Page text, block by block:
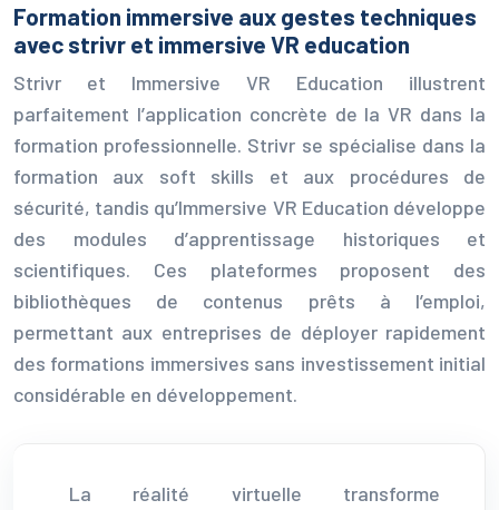
Formation immersive aux gestes techniques
avec strivr et immersive VR education
Strivr et Immersive VR Education illustrent
parfaitement l’application concrète de la VR dans la
formation professionnelle. Strivr se spécialise dans la
formation aux soft skills et aux procédures de
sécurité, tandis qu’Immersive VR Education développe
des modules d’apprentissage historiques et
scientifiques. Ces plateformes proposent des
bibliothèques de contenus prêts à l’emploi,
permettant aux entreprises de déployer rapidement
des formations immersives sans investissement initial
considérable en développement.
La réalité virtuelle transforme